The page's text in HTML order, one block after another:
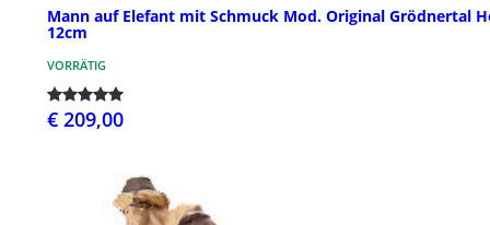
Mann auf Elefant mit Schmuck Mod. Original Grödnertal
12cm
VORRÄTIG
€ 209,00